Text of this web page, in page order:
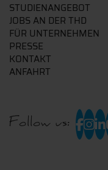
STUDIENANGEBOT
JOBS AN DER THD
FÜR UNTERNEHMEN
PRESSE
KONTAKT
ANFAHRT
Follow us: